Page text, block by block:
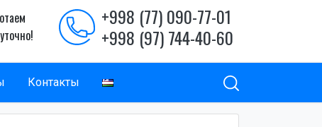
+998 (77) 090-77-01
+998 (97) 744-40-60
Контакты